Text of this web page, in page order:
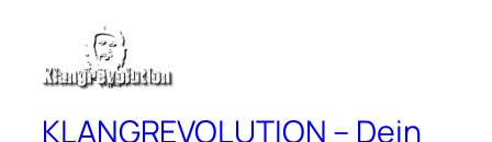
KLANGREVOLUTION – Dein